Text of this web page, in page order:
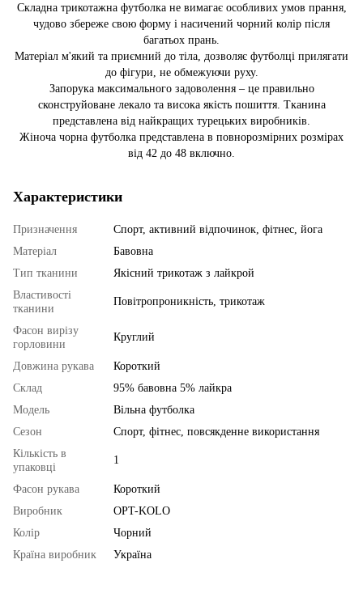
Складна трикотажна футболка не вимагає особливих умов прання,
чудово збереже свою форму і насичений чорний колір після
багатьох прань.
Матеріал м'який та приємний до тіла, дозволяє футболці прилягати
до фігури, не обмежуючи руху.
Запорука максимального задоволення – це правильно
сконструйоване лекало та висока якість пошиття. Тканина
представлена ​​від найкращих турецьких виробників.
Жіноча чорна футболка представлена ​​в повнорозмірних розмірах
від 42 до 48 включно.
Характеристики
Призначення
Спорт, активний відпочинок, фітнес, йога
Матеріал
Бавовна
Тип тканини
Якісний трикотаж з лайкрой
Властивості
тканини
Повітропроникність, трикотаж
Фасон вирізу
горловини
Круглий
Довжина рукава
Короткий
Склад
95% бавовна 5% лайкра
Мoдель
Вільна футболка
Сезон
Спорт, фітнес, повсякденне використання
Кількість в
упаковці
1
Фасон рукава
Короткий
Виробник
OPT-KOLO
Колір
Чорний
Країна виробник
Україна